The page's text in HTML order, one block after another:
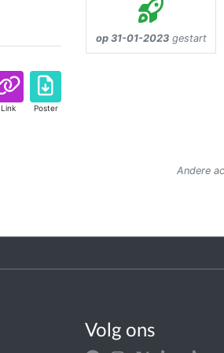
Link Poster
op 31-01-2023gestart
Andere
Volg ons